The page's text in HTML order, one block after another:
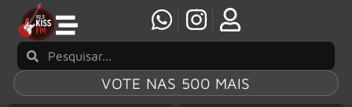
VOTE NAS 500 MAIS